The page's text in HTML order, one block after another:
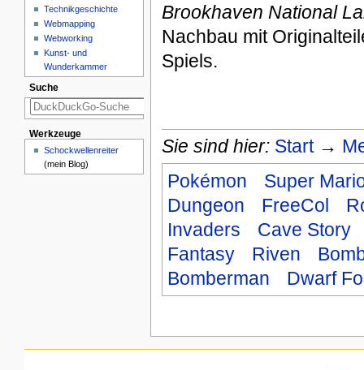
Brookhaven National
Nachbau mit
Spiels.
Sie sind hier: Start→
Pokémon
Super
Dungeon
FreeCol
Invaders
Cave Story
Fantasy
Riven
Bomberman
Dwarf
Technikgeschichte
Webmapping
Webworking
Kunst- und
Wunderkammer
Suche
Werkzeuge
Schockwellenreiter
(mein Blog)